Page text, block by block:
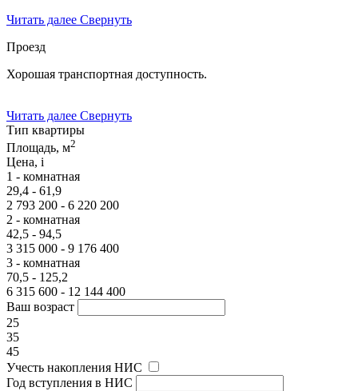
Читать далее Свернуть
Проезд
Хорошая транспортная доступность.
Читать далее Свернуть
Тип квартиры
Площадь, м2
Цена, i
1 - комнатная
29,4 - 61,9
2 793 200 - 6 220 200
2 - комнатная
42,5 - 94,5
3 315 000 - 9 176 400
3 - комнатная
70,5 - 125,2
6 315 600 - 12 144 400
Ваш возраст
25
35
45
Учесть накопления НИС
Год вступления в НИС